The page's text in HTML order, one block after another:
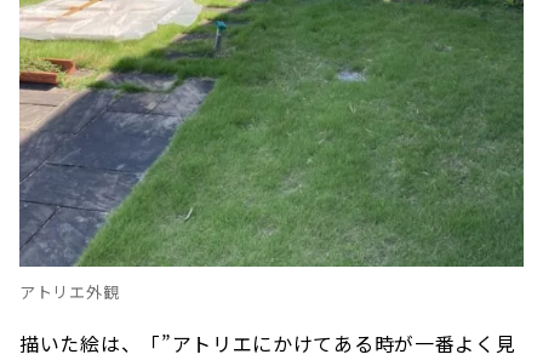
アトリエ外観
描いた絵は、「”アトリエにかけてある時が一番よく見